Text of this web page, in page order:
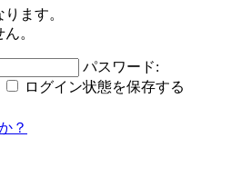
ます。
。
パスワード:
ログイン状態を保存する
？